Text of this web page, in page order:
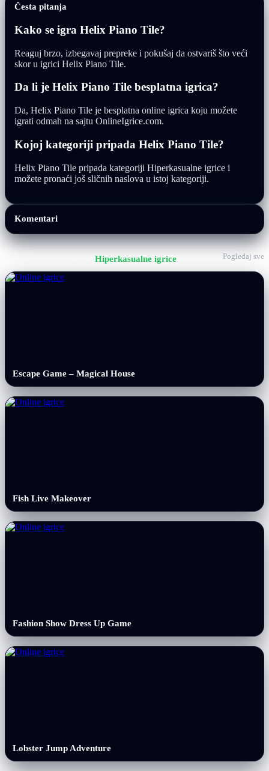
Česta pitanja
Kako se igra Helix Piano Tile?
Reaguj brzo, izbegavaj prepreke i pokušaj da ostvariš što veći
skor u igrici Helix Piano Tile.
Da li je Helix Piano Tile besplatna igrica?
Da, Helix Piano Tile je besplatna online igrica koju možete
igrati odmah na sajtu OnlineIgrice.com.
Kojoj kategoriji pripada Helix Piano Tile?
Helix Piano Tile pripada kategoriji Hiperkasualne igrice i
možete pronaći još sličnih naslova u istoj kategoriji.
Komentari
Hiperkasualne igrice Pogledaj sve
Escape Game – Magical House
Fish Live Makeover
Fashion Show Dress Up Game
Lobster Jump Adventure